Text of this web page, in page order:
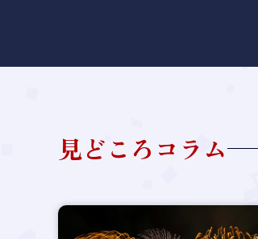
見どころコラム